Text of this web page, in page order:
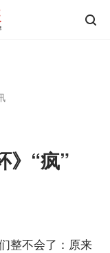
》“疯”
整不会了：原来